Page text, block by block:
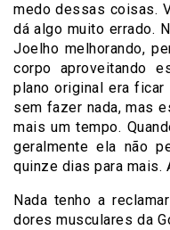
medo dessas coisas.
dá algo muito errado.
Joelho melhorando,
corpo aproveitando
plano original era ficar
sem fazer nada, mas
mais um tempo.
geralmente ela não
quinze dias para mais.
Nada tenho a
dores musculares da